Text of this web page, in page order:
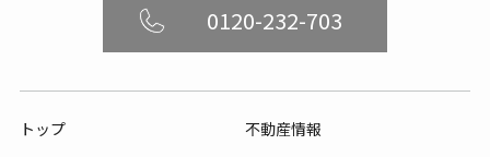
0120-232-703
トップ
不動産情報